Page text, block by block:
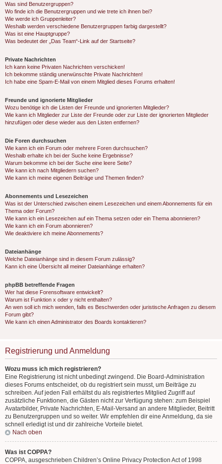
Was sind Benutzergruppen?
Wo finde ich die Benutzergruppen und wie trete ich ihnen bei?
Wie werde ich Gruppenleiter?
Weshalb werden verschiedene Benutzergruppen farbig dargestellt?
Was ist eine Hauptgruppe?
Was bedeutet der „Das Team“-Link auf der Startseite?
Private Nachrichten
Ich kann keine Privaten Nachrichten verschicken!
Ich bekomme ständig unerwünschte Private Nachrichten!
Ich habe eine Spam-E-Mail von einem Mitglied dieses Forums erhalten!
Freunde und ignorierte Mitglieder
Wozu benötige ich die Listen der Freunde und ignorierten Mitglieder?
Wie kann ich Mitglieder zur Liste der Freunde oder zur Liste der ignorierten Mitglieder
hinzufügen oder diese wieder aus den Listen entfernen?
Die Foren durchsuchen
Wie kann ich ein Forum oder mehrere Foren durchsuchen?
Weshalb erhalte ich bei der Suche keine Ergebnisse?
Warum bekomme ich bei der Suche eine leere Seite?
Wie kann ich nach Mitgliedern suchen?
Wie kann ich meine eigenen Beiträge und Themen finden?
Abonnements und Lesezeichen
Was ist der Unterschied zwischen einem Lesezeichen und einem Abonnements für ein
Thema oder Forum?
Wie kann ich ein Lesezeichen auf ein Thema setzen oder ein Thema abonnieren?
Wie kann ich ein Forum abonnieren?
Wie deaktiviere ich meine Abonnements?
Dateianhänge
Welche Dateianhänge sind in diesem Forum zulässig?
Kann ich eine Übersicht all meiner Dateianhänge erhalten?
phpBB betreffende Fragen
Wer hat diese Forensoftware entwickelt?
Warum ist Funktion x oder y nicht enthalten?
An wen soll ich mich wenden, falls es Beschwerden oder juristische Anfragen zu diesem
Forum gibt?
Wie kann ich einen Administrator des Boards kontaktieren?
Registrierung und Anmeldung
Wozu muss ich mich registrieren?
Eine Registrierung ist nicht unbedingt zwingend. Die Board-Administration
dieses Forums entscheidet, ob du registriert sein musst, um Beiträge zu
schreiben. Auf jeden Fall erhältst du als registriertes Mitglied Zugriff auf
zusätzliche Funktionen, die Gästen nicht zur Verfügung stehen: zum Beispiel
Avatarbilder, Private Nachrichten, E-Mail-Versand an andere Mitglieder, Beitritt
zu Benutzergruppen und so weiter. Wir empfehlen dir eine Anmeldung, da sie
schnell erledigt ist und dir zahlreiche Vorteile bietet.
Nach oben
Was ist COPPA?
COPPA, ausgeschrieben Children’s Online Privacy Protection Act of 1998